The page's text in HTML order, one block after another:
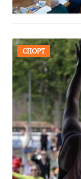
СПОРТ